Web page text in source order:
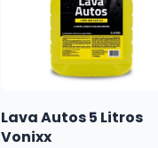
Lava Autos 5 Litros
Vonixx